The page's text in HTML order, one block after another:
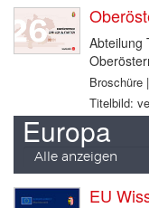
Abteilung
Broschüre
Titelbild:
Europa
Alle anzeigen
EU